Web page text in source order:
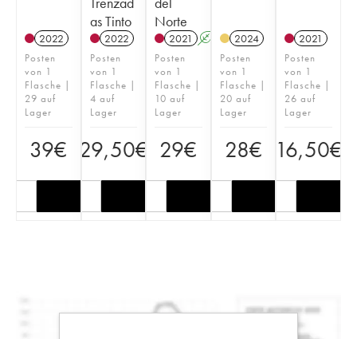
2022
Posten
von 1
Flasche |
29 auf
Lager
39€
as Tinto
2022
Posten
von 1
Flasche |
4 auf
Lager
29,50€
Norte
2021 A
Posten
von 1
Flasche |
10 auf
Lager
29€
2024
Posten
von 1
Flasche |
20 auf
Lager
28€
2021
Posten
von 1
Flasche |
26 auf
Lager
16,50€